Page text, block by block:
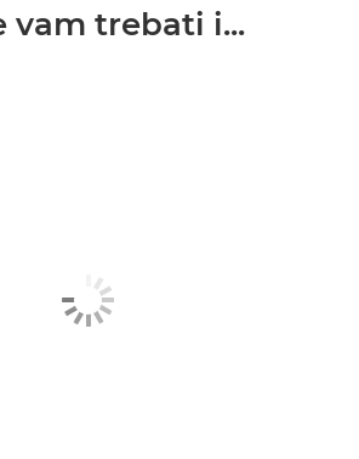
vam trebati i...